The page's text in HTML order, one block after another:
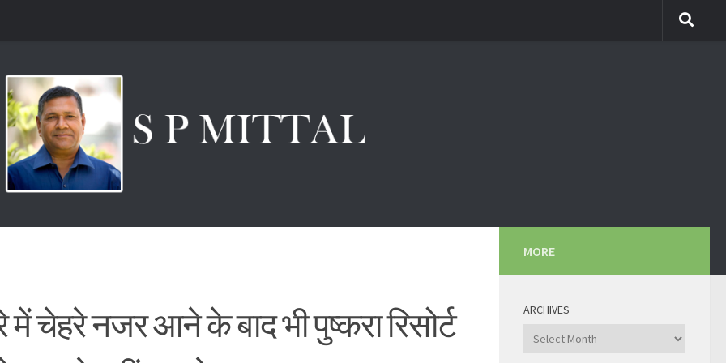
चेहरे नजर आने के बाद भी पुष्करा रिसोर्ट
MORE
ARCHIVES
Archives